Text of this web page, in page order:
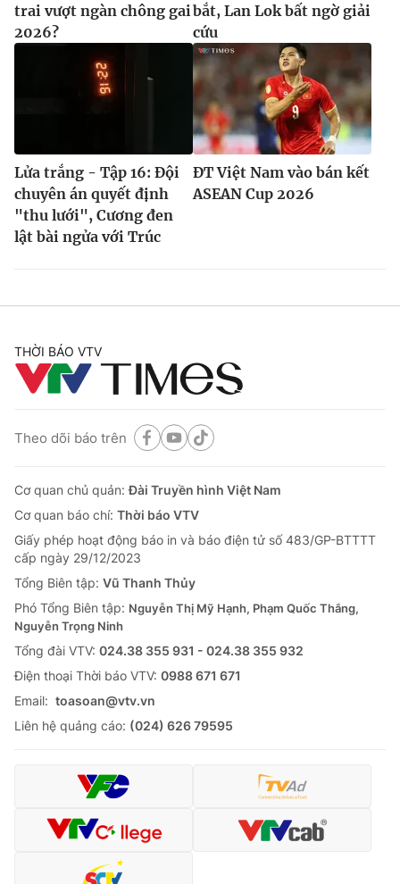
trai vượt ngàn chông gai
2026?
bắt, Lan Lok bất ngờ giải
cứu
Lửa trắng - Tập 16: Đội
chuyên án quyết định
"thu lưới", Cương đen
lật bài ngửa với Trúc
ĐT Việt Nam vào bán kết
ASEAN Cup 2026
THỜI BÁO VTV
Theo dõi báo trên
Cơ quan chủ quản:Đài Truyền hình Việt Nam
Cơ quan báo chí: Thời báo VTV
Giấy phép hoạt động báo in và báo điện tử số 483/GP-BTTTT
cấp ngày 29/12/2023
Tổng Biên tập: Vũ Thanh Thủy
Phó Tổng Biên tập: Nguyễn Thị Mỹ Hạnh, Phạm Quốc Thắng,
Nguyễn Trọng Ninh
Tổng đài VTV: 024.38 355 931 - 024.38 355 932
Ðiện thoại Thời báo VTV: 0988 671 671
Email: toasoan@vtv.vn
Liên hệ quảng cáo: (024) 626 79595